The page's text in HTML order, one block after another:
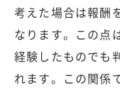
考えた場合は報酬
なります。この点
経験したものでも
れます。この関係